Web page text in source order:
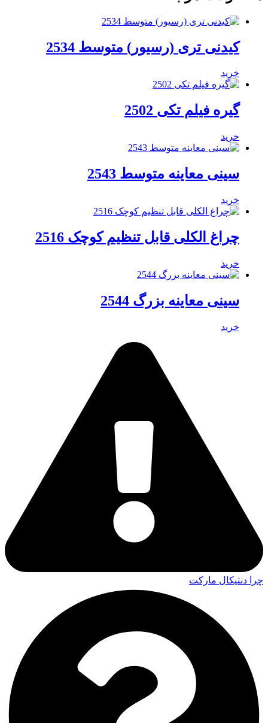
کیدنی تری (رسیور) متوسط 2534
خرید
گیره فیلم تکی 2502
خرید
سینی معاینه متوسط 2543
خرید
چراغ الکلی قابل تنظیم کوچک 2516
خرید
سینی معاینه بزرگ 2544
خرید
چرا دنتیکال مارکت